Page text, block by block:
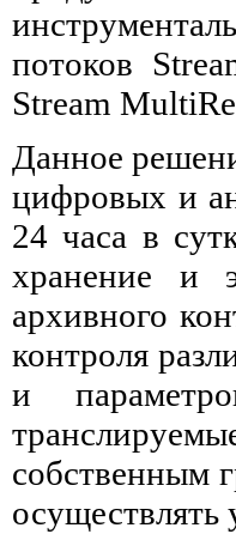
потоков
Stream
Данное
цифровых и
24 часа в
хранение и
архивного
контроля
и
собственным
осуществлять